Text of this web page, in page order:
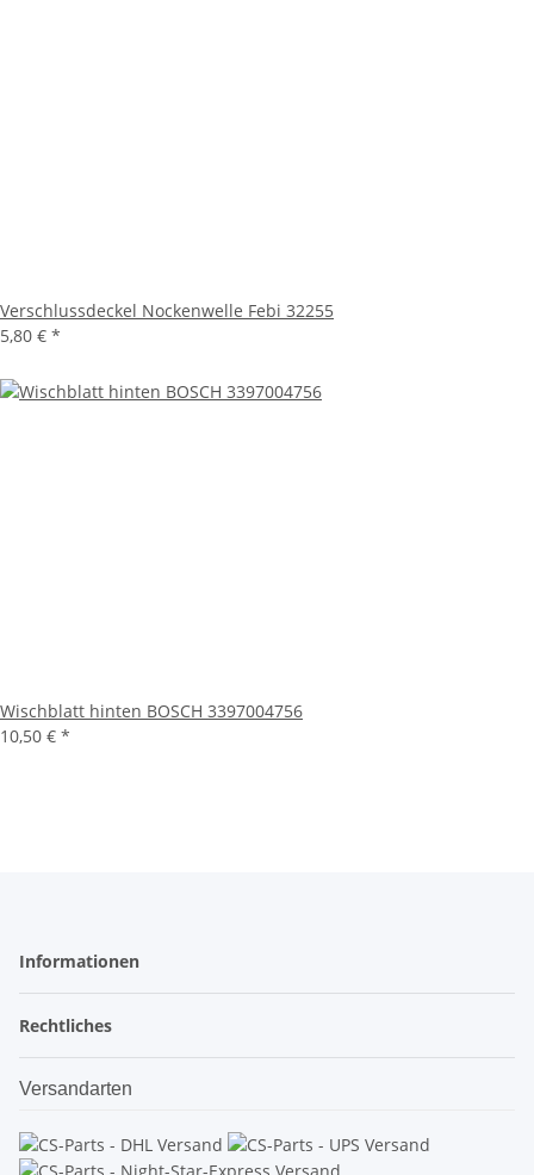
Verschlussdeckel Nockenwelle Febi 32255
5,80 € *
Wischblatt hinten BOSCH 3397004756
10,50 € *
Informationen
Rechtliches
Versandarten